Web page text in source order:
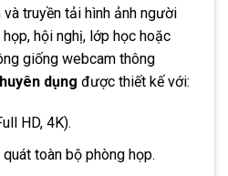
truyền tải hình ảnh người
hội nghị, lớp học hoặc
giống webcam thông
dụng được thiết kế với:
HD, 4K).
quát toàn bộ phòng họp.